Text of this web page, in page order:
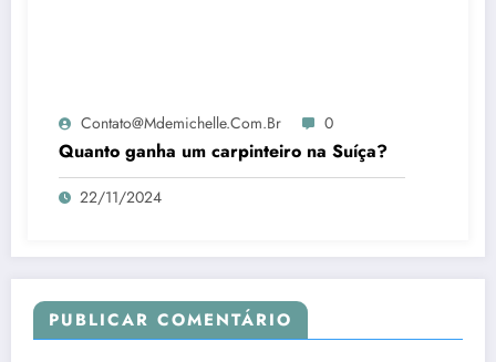
Contato@mdemichelle.com.br 0
Quanto ganha um carpinteiro na Suíça?
22/11/2024
PUBLICAR COMENTÁRIO